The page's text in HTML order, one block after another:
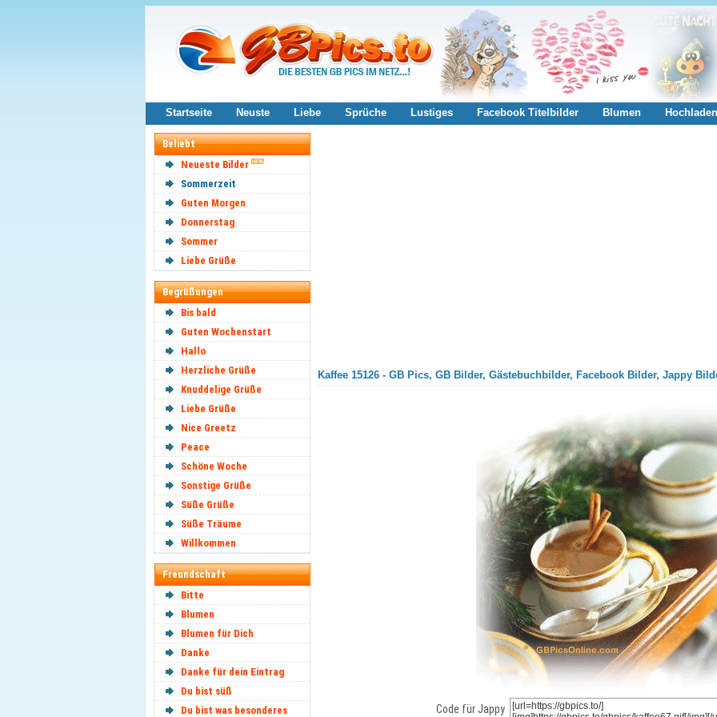
Startseite Neuste Liebe Sprüche Lustiges Facebook Titelbilder Blumen Hochladen
Beliebt
Neueste Bilder
Sommerzeit
Guten Morgen
Donnerstag
Sommer
Liebe Grüße
Begrüßungen
Bis bald
Guten Wochenstart
Hallo
Herzliche Grüße
Knuddelige Grüße
Liebe Grüße
Nice Greetz
Peace
Schöne Woche
Sonstige Grüße
Süße Grüße
Süße Träume
Willkommen
Freundschaft
Bitte
Blumen
Blumen für Dich
Danke
Danke für dein Eintrag
Du bist süß
Du bist was besonderes
Kaffee 15126 - GB Pics, GB Bilder, Gästebuchbilder, Facebook Bilder, Jappy
Code für Jappy